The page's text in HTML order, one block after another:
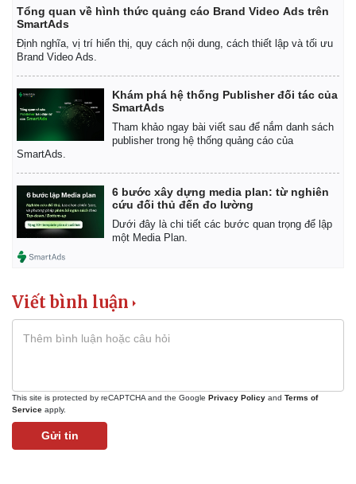
Quan sát
Cuộc sống đó đây
Hồ sơ
Video
E-Magazine
Tổng quan về hình thức quảng cáo Brand Video Ads trên
SmartAds
Định nghĩa, vị trí hiển thị, quy cách nội dung, cách thiết lập và tối ưu
Brand Video Ads.
Khám phá hệ thống Publisher đối tác của
SmartAds
Tham khảo ngay bài viết sau để nắm danh sách
publisher trong hệ thống quảng cáo của
SmartAds.
6 bước xây dựng media plan: từ nghiên
cứu đối thủ đến đo lường
Dưới đây là chi tiết các bước quan trọng để lập
một Media Plan.
Viết bình luận
This site is protected by reCAPTCHA and the Google Privacy Policy and Terms of
Service apply.
Gửi tin